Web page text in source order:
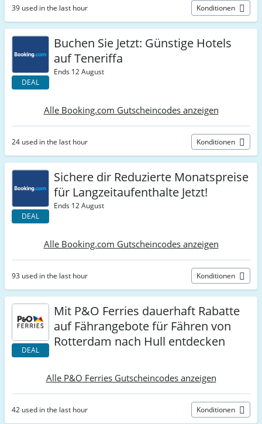
39 used in the last hour Konditionen
DEAL
Buchen Sie Jetzt: Günstige Hotels
auf Teneriffa
Ends 12 August
Alle Booking.com Gutscheincodes anzeigen
24 used in the last hour Konditionen
DEAL
Sichere dir Reduzierte Monatspreise
für Langzeitaufenthalte Jetzt!
Ends 12 August
Alle Booking.com Gutscheincodes anzeigen
93 used in the last hour Konditionen
DEAL
Mit P&O Ferries dauerhaft Rabatte
auf Fährangebote für Fähren von
Rotterdam nach Hull entdecken
Alle P&O Ferries Gutscheincodes anzeigen
42 used in the last hour Konditionen